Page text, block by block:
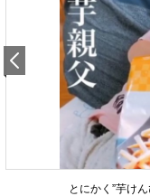
とにかく”芋け